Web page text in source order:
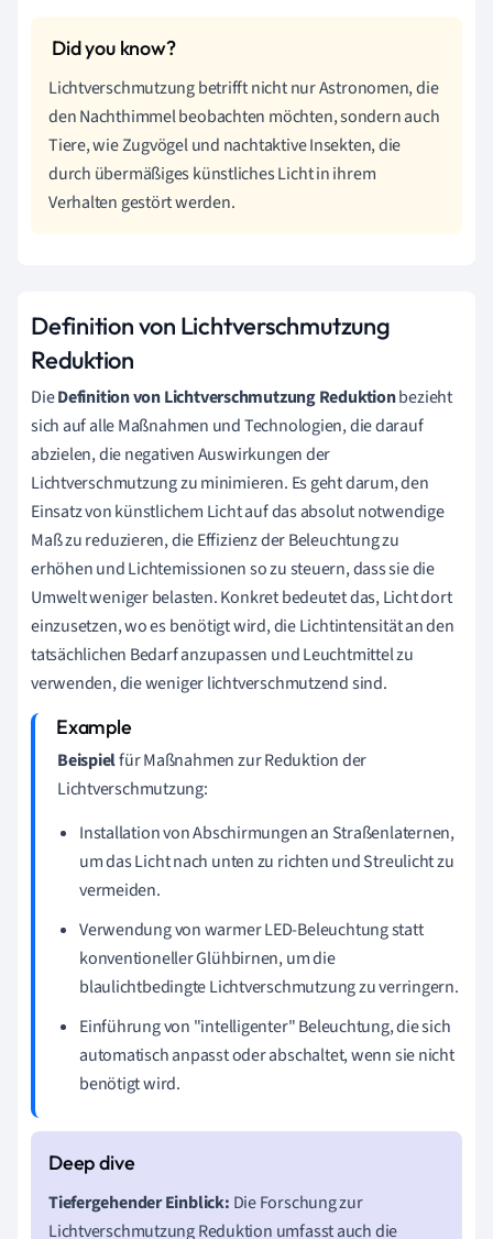
Lichtverschmutzung betrifft nicht nur Astronomen, die
den Nachthimmel beobachten möchten, sondern auch
Tiere, wie Zugvögel und nachtaktive Insekten, die
durch übermäßiges künstliches Licht in ihrem
Verhalten gestört werden.
Definition von Lichtverschmutzung
Reduktion
DieDefinition von Lichtverschmutzung Reduktionbezieht
sich auf alle Maßnahmen und Technologien, die darauf
abzielen, die negativen Auswirkungen der
Lichtverschmutzung zu minimieren. Es geht darum, den
Einsatz von künstlichem Licht auf das absolut notwendige
Maß zu reduzieren, die Effizienz der Beleuchtung zu
erhöhen und Lichtemissionen so zu steuern, dass sie die
Umwelt weniger belasten. Konkret bedeutet das, Licht dort
einzusetzen, wo es benötigt wird, die Lichtintensität an den
tatsächlichen Bedarf anzupassen und Leuchtmittel zu
verwenden, die weniger lichtverschmutzend sind.
Beispielfür Maßnahmen zur Reduktion der
Lichtverschmutzung:
Installation von Abschirmungen an Straßenlaternen,
um das Licht nach unten zu richten und Streulicht zu
vermeiden.
Verwendung von warmer LED-Beleuchtung statt
konventioneller Glühbirnen, um die
blaulichtbedingte Lichtverschmutzung zu verringern.
Einführung von "intelligenter" Beleuchtung, die sich
automatisch anpasst oder abschaltet, wenn sie nicht
benötigt wird.
Tiefergehender Einblick: Die Forschung zur
Lichtverschmutzung Reduktion umfasst auch die